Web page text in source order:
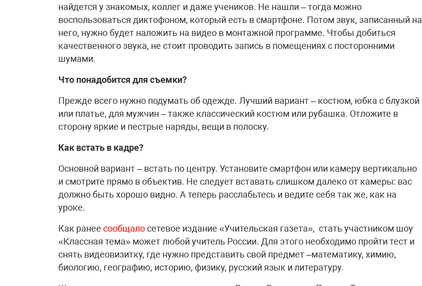
найдется у знакомых, коллег и даже учеников. Не нашли – тогда можно
воспользоваться диктофоном, который есть в смартфоне. Потом звук, записанный на
него, нужно будет наложить на видео в монтажной программе. Чтобы добиться
качественного звука, не стоит проводить запись в помещениях с посторонними
шумами.
Что понадобится для съемки?
Прежде всего нужно подумать об одежде. Лучший вариант – костюм, юбка с блузкой
или платье, для мужчин – также классический костюм или рубашка. Отложите в
сторону яркие и пестрые наряды, вещи в полоску.
Как встать в кадре?
Основной вариант – встать по центру. Установите смартфон или камеру вертикально
и смотрите прямо в объектив. Не следует вставать слишком далеко от камеры: вас
должно быть хорошо видно. А теперь расслабьтесь и ведите себя так же, как на
уроке.
Как ранее сообщалосетевое издание «Учительская газета», стать участником шоу
«Классная тема» может любой учитель России. Для этого необходимо пройти тест и
снять видеовизитку, где нужно представить свой предмет –математику, химию,
биологию, географию, историю, физику, русский язык и литературу.